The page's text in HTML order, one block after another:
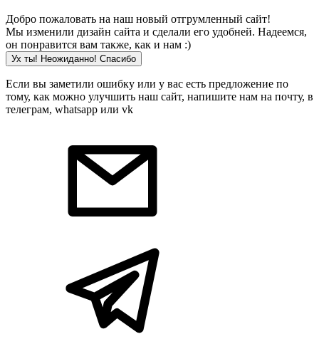
Добро пожаловать на наш новый отгрумленный сайт!
Мы изменили дизайн сайта и сделали его удобней. Надеемся,
он понравится вам также, как и нам :)
Ух ты! Неожиданно! Cпасибо
Если вы заметили ошибку или у вас есть предложение по
тому, как можно улучшить наш сайт, напишите нам на почту, в
телеграм, whatsapp или vk